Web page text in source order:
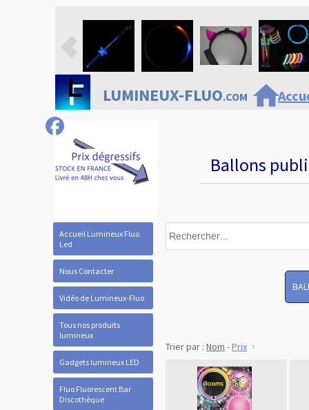
Accueil Lumineux Fluo
Led
Nous Contacter
Vidéo de Lumineux-Fluo
Tous nos produits
lumineux
Gadgets lumineux LED
Fluo Fluorescent Bar
Discothèque
LUMINEUX-FLUO.COMhome
Ballons
Trier par : Nom -Prix